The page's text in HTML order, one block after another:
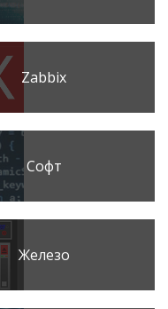
Zabbix
Софт
Железо